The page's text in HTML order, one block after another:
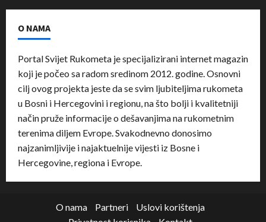
O NAMA
Portal Svijet Rukometa je specijalizirani internet magazin
koji je počeo sa radom sredinom 2012. godine. Osnovni
cilj ovog projekta jeste da se svim ljubiteljima rukometa
u Bosni i Hercegovini i regionu, na što bolji i kvalitetniji
način pruže informacije o dešavanjima na rukometnim
terenima diljem Evrope. Svakodnevno donosimo
najzanimljivije i najaktuelnije vijesti iz Bosne i
Hercegovine, regiona i Evrope.
O nama Partneri
Uslovi korištenja